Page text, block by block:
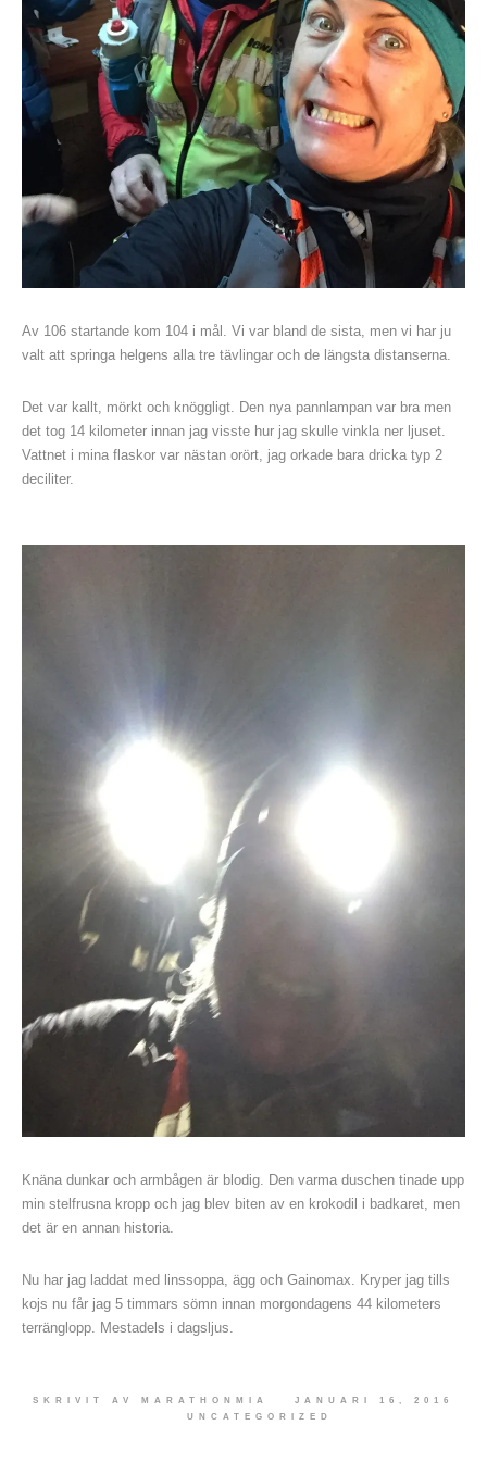
Av 106 startande kom 104 i mål. Vi var bland de sista, men vi har ju
valt att springa helgens alla tre tävlingar och de längsta distanserna.
Det var kallt, mörkt och knöggligt. Den nya pannlampan var bra men
det tog 14 kilometer innan jag visste hur jag skulle vinkla ner ljuset.
Vattnet i mina flaskor var nästan orört, jag orkade bara dricka typ 2
deciliter.
Knäna dunkar och armbågen är blodig. Den varma duschen tinade upp
min stelfrusna kropp och jag blev biten av en krokodil i badkaret, men
det är en annan historia.
Nu har jag laddat med linssoppa, ägg och Gainomax. Kryper jag tills
kojs nu får jag 5 timmars sömn innan morgondagens 44 kilometers
terränglopp. Mestadels i dagsljus.
SKRIVIT AV MARATHONMIA
JANUARI 16, 2016
UNCATEGORIZED